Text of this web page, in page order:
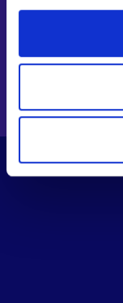
LinkedIn⁠
Youtube⁠